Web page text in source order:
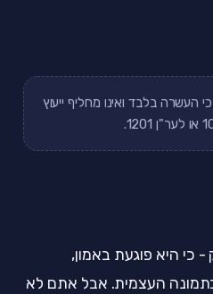
העשרה בלבד ואינו מחליף ייעוץ
כי היא פוגעת באמון,
העצמית. אבל אתם לא